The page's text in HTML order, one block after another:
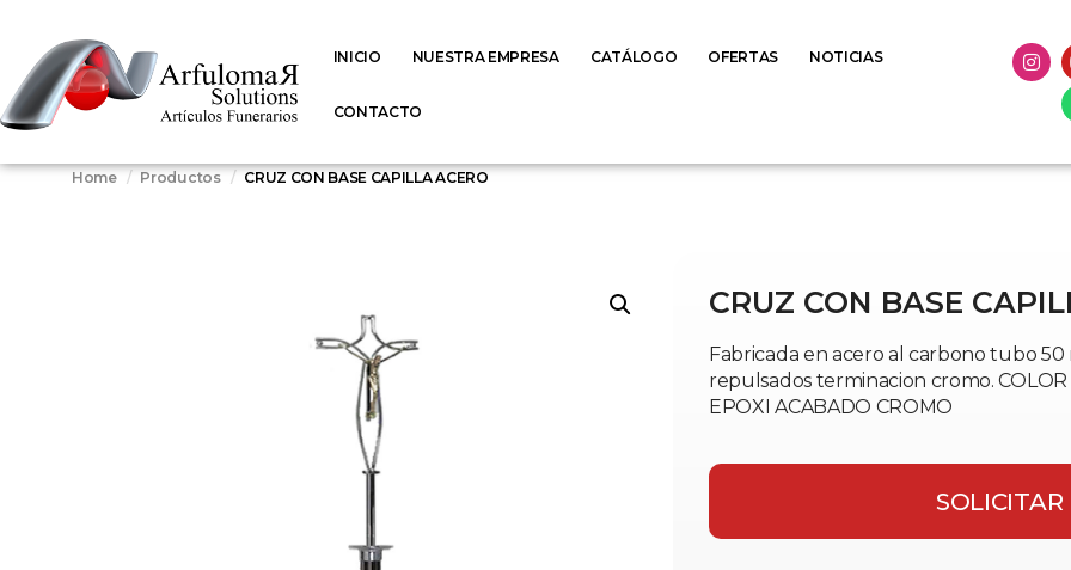
INICIO NUESTRA EMPRESA CATÁLOGO OFERTAS NOTICIAS
CONTACTO
Home Productos CRUZ CON BASE CAPILLA ACERO
CRUZ CON BASE
Fabricada en acero al carbono tubo
repulsados terminacion cromo. COLOR
EPOXI ACABADO CROMO
SOLICITAR